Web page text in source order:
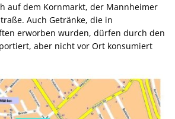
auf dem Kornmarkt, der Mannheimer
Auch Getränke, die in
erworben wurden, dürfen durch den
aber nicht vor Ort konsumiert